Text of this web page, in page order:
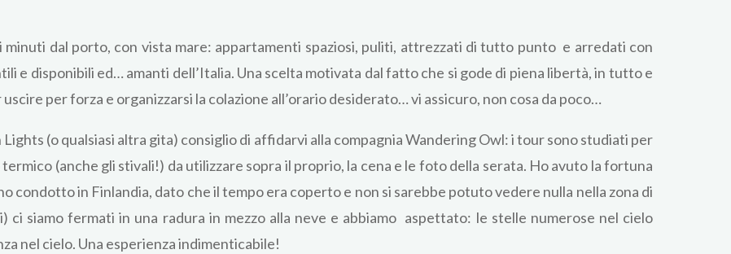
dal porto, con vista mare: appartamenti spaziosi, puliti, attrezzati di tutto punto e arredati con
e disponibili ed… amanti dell’Italia. Una scelta motivata dal fatto che si gode di piena libertà, in tutto e
per forza e organizzarsi la colazione all’orario desiderato… vi assicuro, non cosa da poco…
(o qualsiasi altra gita) consiglio di affidarvi alla compagnia Wandering Owl: i tour sono studiati per
(anche gli stivali!) da utilizzare sopra il proprio, la cena e le foto della serata. Ho avuto la fortuna
condotto in Finlandia, dato che il tempo era coperto e non si sarebbe potuto vedere nulla nella zona di
ci siamo fermati in una radura in mezzo alla neve e abbiamo aspettato: le stelle numerose nel cielo
nel cielo. Una esperienza indimenticabile!